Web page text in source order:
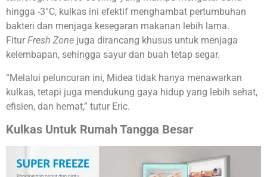
hingga -3°C, kulkas ini efektif menghambat pertumbuhan
bakteri dan menjaga kesegaran makanan lebih lama.
Fitur Fresh Zone juga dirancang khusus untuk menjaga
kelembapan, sehingga sayur dan buah tetap segar.
“Melalui peluncuran ini, Midea tidak hanya menawarkan
kulkas, tetapi juga mendukung gaya hidup yang lebih sehat,
efisien, dan hemat,” tutur Eric.
Kulkas Untuk Rumah Tangga Besar